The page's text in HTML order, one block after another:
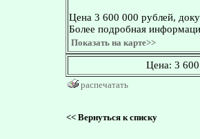
Цена 3 600 000 рублей,
Более подробная
Показать на карте>>
Цена: 3
распечатать
<<Вернуться к списку